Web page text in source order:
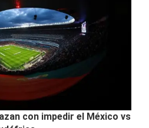
con impedir el México vs